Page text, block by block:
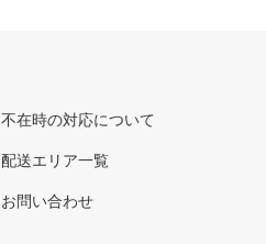
不在時の対応について
配送エリア一覧
お問い合わせ